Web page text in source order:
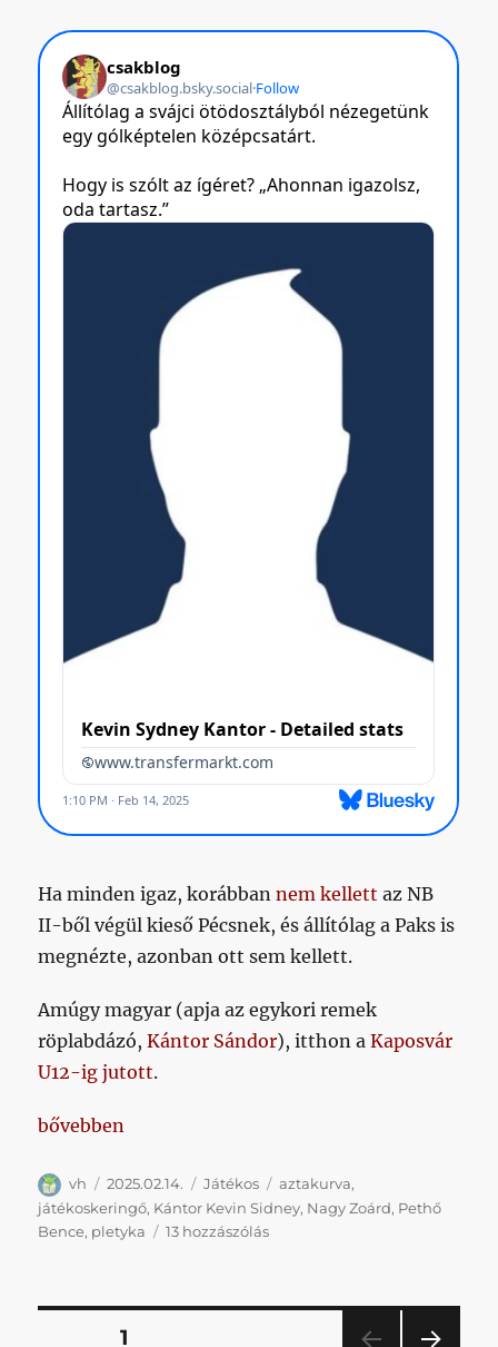
Ha minden igaz, korábbannem kellett az NB
II-ből végül kieső Pécsnek, és állítólag a Paks is
megnézte, azonban ott sem kellett.
Amúgy magyar (apja az egykori remek
röplabdázó,Kántor Sándor), itthon aKaposvár
U12-ig jutott.
„Nagyon állítólag, mert ekkora baromságot még a
bővebben
Szerző
vh Közzétéve
2025.02.14. Kategória
Játékos Címke
aztakurva,
játékoskeringő, Kántor Kevin Sidney, Nagy Zoárd, Pethő
Bence, pletyka 13 hozzászólásNagyon
Bejegyzések
OLDAL1